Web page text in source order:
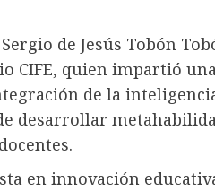
de Jesús Tobón
CIFE, quien impartió
de la
desarrollar
en innovación